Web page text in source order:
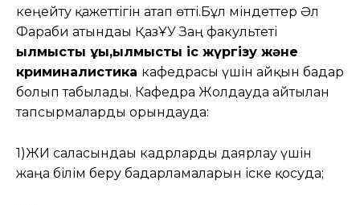
кеңейту қажеттігін атап өтті.Бұл міндеттер Әл
Фараби атындағы ҚазҰУ Заң факультеті
қылмыстық құқық,қылмыстық іс жүргізу және
криминалистика кафедрасы үшін айқын бағдар
болып табылады. Кафедра Жолдауда айтылған
тапсырмаларды орындауда:
1)ЖИ саласындағы кадрларды даярлау үшін
жаңа білім беру бағдарламаларын іске қосуда;